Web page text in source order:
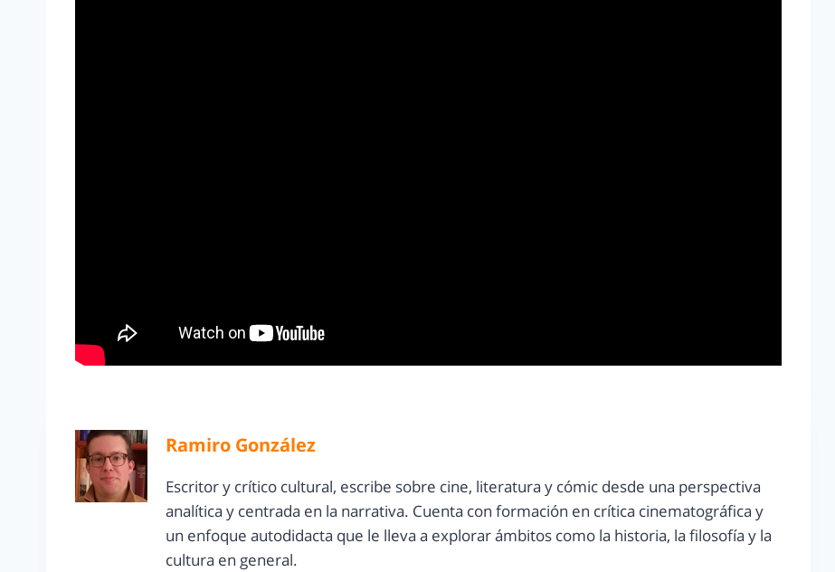
Ramiro González
Escritor y crítico cultural, escribe sobre cine, literatura y cómic desde una perspectiva
analítica y centrada en la narrativa. Cuenta con formación en crítica cinematográfica y
un enfoque autodidacta que le lleva a explorar ámbitos como la historia, la filosofía y la
cultura en general.